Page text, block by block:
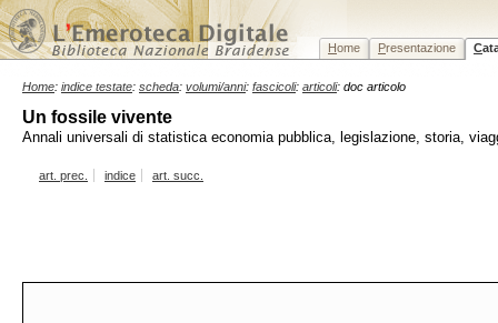
Home Presentazione C
Home: indice testate: scheda: volumi/anni: fascicoli: articoli: doc articolo
Un fossile vivente
Annali universali di statistica economia pubblica, legislazione, storia,
art. prec. indice art. succ.